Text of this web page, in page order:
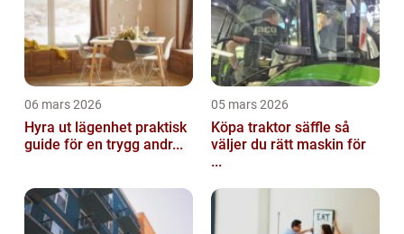
06 mars 2026
Hyra ut lägenhet praktisk
guide för en trygg andr...
05 mars 2026
Köpa traktor säffle så
väljer du rätt maskin för
...